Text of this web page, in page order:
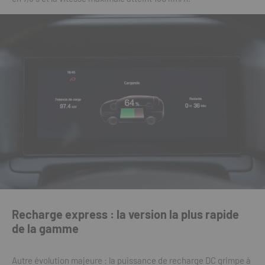
Recharge express : la version la plus rapide
de la gamme
Autre évolution majeure : la puissance de recharge DC grimpe à